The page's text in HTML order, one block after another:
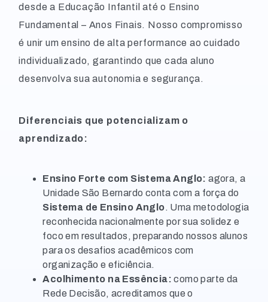
desde a Educação Infantil até o Ensino
Fundamental – Anos Finais. Nosso compromisso
é unir um ensino de alta performance ao cuidado
individualizado, garantindo que cada aluno
desenvolva sua autonomia e segurança.
Diferenciais que potencializam o
aprendizado:
Ensino Forte com Sistema Anglo: agora, a
Unidade São Bernardo conta com a força do
Sistema de Ensino Anglo. Uma metodologia
reconhecida nacionalmente por sua solidez e
foco em resultados, preparando nossos alunos
para os desafios acadêmicos com
organização e eficiência.
Acolhimento na Essência: como parte da
Rede Decisão, acreditamos que o